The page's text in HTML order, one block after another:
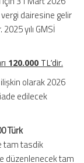
dairesine gelir
yılı GMSİ
120.000 TL’dir.
olarak 2026
edilecek
Türk
tam tasdik
düzenlenecek tam